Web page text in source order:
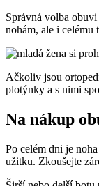
Správná volba
nohám, ale i celému
Ačkoliv jsou
plotýnky a s nimi
Na nákup
Po celém dni je
užitku. Zkoušejte